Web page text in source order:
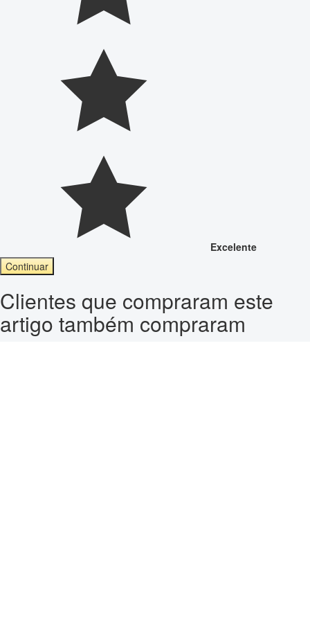
Excelente
Continuar
Clientes que compraram este
artigo também compraram